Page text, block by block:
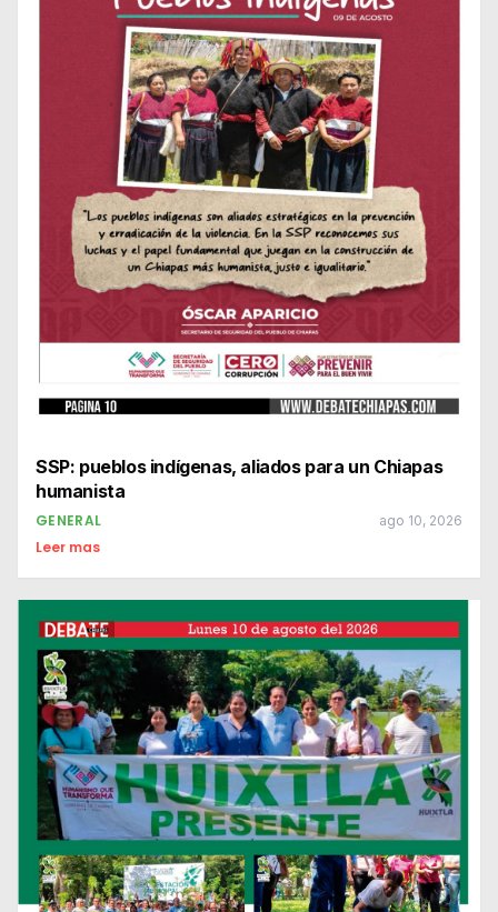
SSP: pueblos indígenas, aliados para un Chiapas
humanista
GENERAL ago 10, 2026
Leer mas